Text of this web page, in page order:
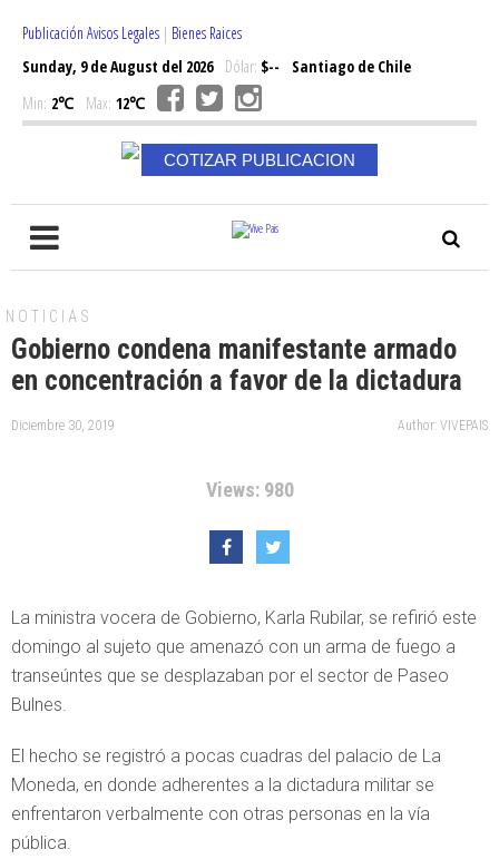
Publicación Avisos Legales | Bienes Raices
Sunday, 9 de August del 2026Dólar: $--
Santiago de Chile
Min: 2℃ Max: 12℃
COTIZAR PUBLICACION
NOTICIAS
Gobierno condena manifestante armado
en concentración a favor de la dictadura
Diciembre 30, 2019 Author: VIVEPAIS
Views: 980
La ministra vocera de Gobierno, Karla Rubilar, se refirió este
domingo al sujeto que amenazó con un arma de fuego a
transeúntes que se desplazaban por el sector de Paseo
Bulnes.
El hecho se registró a pocas cuadras del palacio de La
Moneda, en donde adherentes a la dictadura militar se
enfrentaron verbalmente con otras personas en la vía
pública.